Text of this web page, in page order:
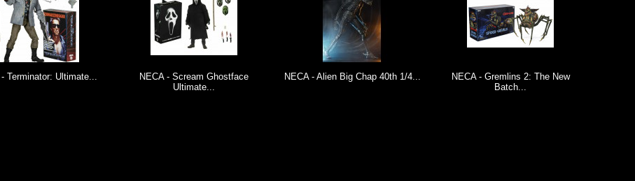
Terminator: Ultimate...
NECA - Scream Ghostface
Ultimate...
NECA - Alien Big Chap 40th 1/4...
NECA - Gremlins 2: The New
Batch...